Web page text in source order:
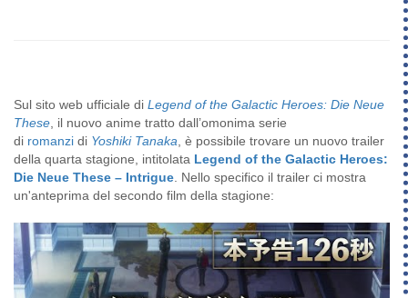
Sul sito web ufficiale di Legend of the Galactic Heroes: Die Neue
These, il nuovo anime tratto dall’omonima serie
di romanzi di Yoshiki Tanaka, è possibile trovare un nuovo trailer
della quarta stagione, intitolata Legend of the Galactic Heroes:
Die Neue These – Intrigue. Nello specifico il trailer ci mostra
un'anteprima del secondo film della stagione: